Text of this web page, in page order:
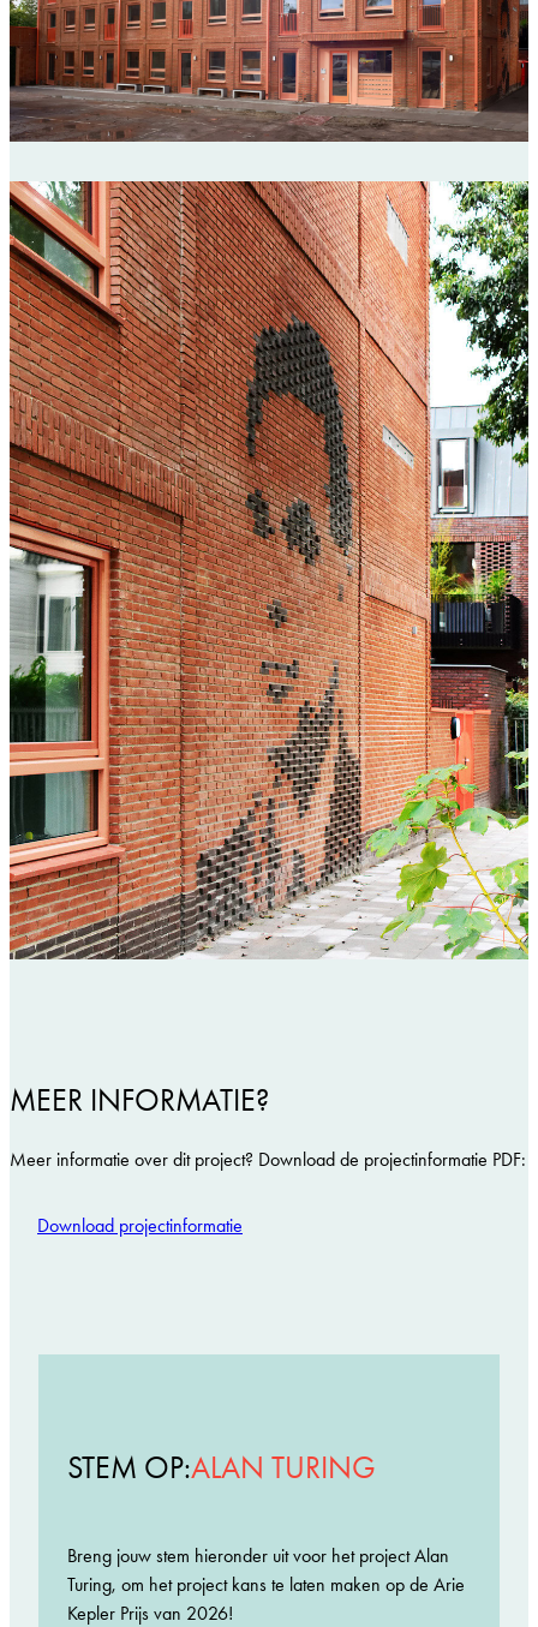
MEER INFORMATIE?
Meer informatie over dit project? Download de projectinformatie PDF:
Download projectinformatie
STEM OP:ALAN TURING
Breng jouw stem hieronder uit voor het project Alan
Turing, om het project kans te laten maken op de Arie
Kepler Prijs van 2026!